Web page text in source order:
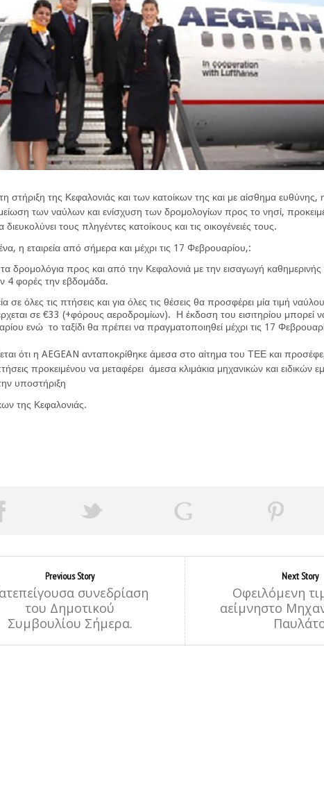
στήριξη της Κεφαλονιάς και των κατοίκων της και με αίσθημα
των ναύλων και ενίσχυση των δρομολογίων προς το νησί,
διευκολύνει τους πληγέντες κατοίκους και τις οικογένειές τους.
η εταιρεία από σήμερα και μέχρι τις 17 Φεβρουαρίου,:
τα δρομολόγια προς και από την Κεφαλονιά με την εισαγωγή
4 φορές την εβδομάδα.
σε όλες τις πτήσεις και για όλες τις θέσεις θα προσφέρει μία τιμή
σε €33 (+φόρους αεροδρομίων). Η έκδοση του εισιτηρίου μπορεί
ενώ το ταξίδι θα πρέπει να πραγματοποιηθεί μέχρι τις 17
ότι η AEGEAN ανταποκρίθηκε άμεσα στο αίτημα του ΤΕΕ και
προκειμένου να μεταφέρει άμεσα κλιμάκια μηχανικών και ειδικών
υποστήριξη
της Κεφαλονιάς.
Previous Story
συνεδρίαση
του Δημοτικού
Συμβουλίου Σήμερα.
Next Story
Οφειλόμενη
αείμνηστο